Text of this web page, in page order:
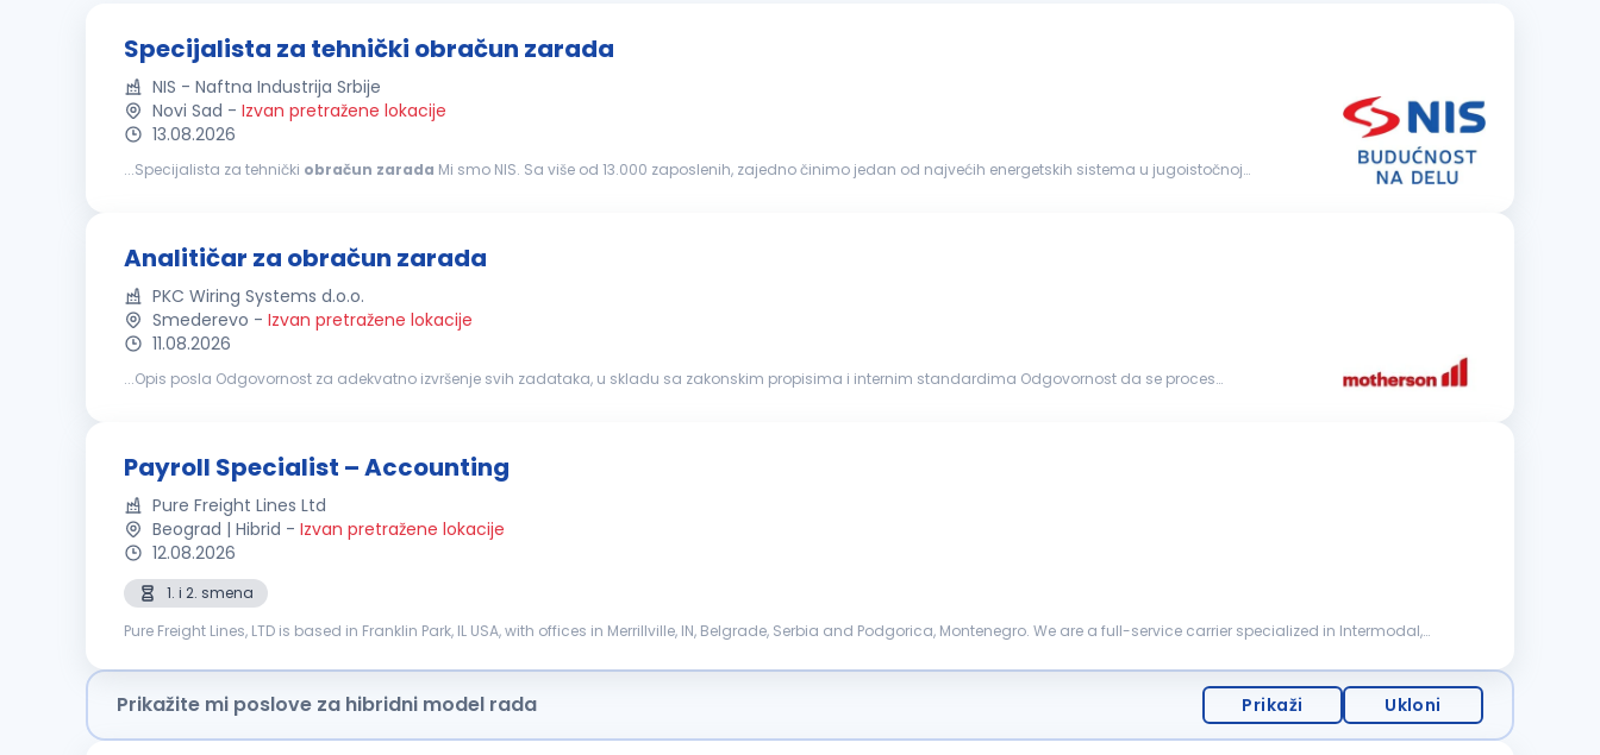
Specijalista za tehnički obračun zarada
NIS - Naftna Industrija Srbije
Novi Sad - Izvan pretražene lokacije
13.08.2026
...Specijalista za tehnički obračun zarada
Analitičar za obračun zarada
PKC Wiring Systems d.o.o.
Smederevo - Izvan pretražene lokacije
11.08.2026
...Opis posla Odgovornost za adekvatno izvršenje svih zadataka, u skladu sa zakonskim propisima i internim standardima Odgovornost da se proces
Payroll Specialist – Accounting
Pure Freight Lines Ltd
Beograd | Hibrid - Izvan pretražene lokacije
12.08.2026
1. i 2. smena
Pure Freight Lines, LTD is based in Franklin Park, IL USA, with offices in Merrillville, IN, Belgrade, Serbia and Podgorica, Montenegro. We are a full-service carrier specialized in Intermodal,
Prikažite mi poslove za hibridni model rada Prikaži Ukloni